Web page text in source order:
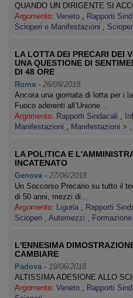
QUANDO UN DIRIGENTE SI
Argomento: Veneto , Rapporti
Scioperi e Manifestazioni ,
LA LOTTA DEI PRECARI DEI
UNA QUESTIONE DI
DI 48 ORE
Roma - 26/09/2018
Ancora una giornata di lotta per i
Fuoco aderenti all’Unione…
Argomento: Rapporti Sindacali ,
Manifestazioni , Manifestazioni > ,
LA POLITICA E
INCATENATO
Genova - 27/06/2018
Un Soccorso Precario su tutto il
di 50 anni, mezzi di…
Argomento: Liguria , Rapporti
Scioperi , Automezzi , Formazione
L'ENNESIMA
CAMBIARE
Padova - 19/06/2018
ALTISSIMA ADESIONE ALLO
Argomento: Veneto , Rapporti